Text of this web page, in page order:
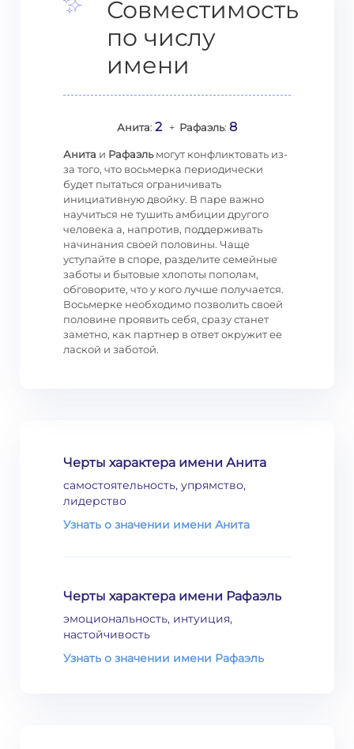
Совместимость
по числу
имени
Анита: 2 + Рафаэль: 8
Анита и Рафаэльмогут конфликтовать из-
за того, что восьмерка периодически
будет пытаться ограничивать
инициативную двойку. В паре важно
научиться не тушить амбиции другого
человека а, напротив, поддерживать
начинания своей половины. Чаще
уступайте в споре, разделите семейные
заботы и бытовые хлопоты пополам,
обговорите, что у кого лучше получается.
Восьмерке необходимо позволить своей
половине проявить себя, сразу станет
заметно, как партнер в ответ окружит ее
лаской и заботой.
Черты характера имени Анита
самостоятельность, упрямство,
лидерство
Узнать о значении имени Анита
Черты характера имени Рафаэль
эмоциональность, интуиция,
настойчивость
Узнать о значении имени Рафаэль